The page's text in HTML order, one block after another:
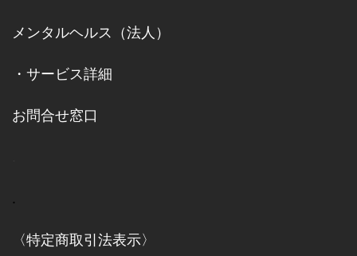
メンタルヘルス（法人）
・ サービス詳細
お問合せ窓口
.
〈特定商取引法表示〉